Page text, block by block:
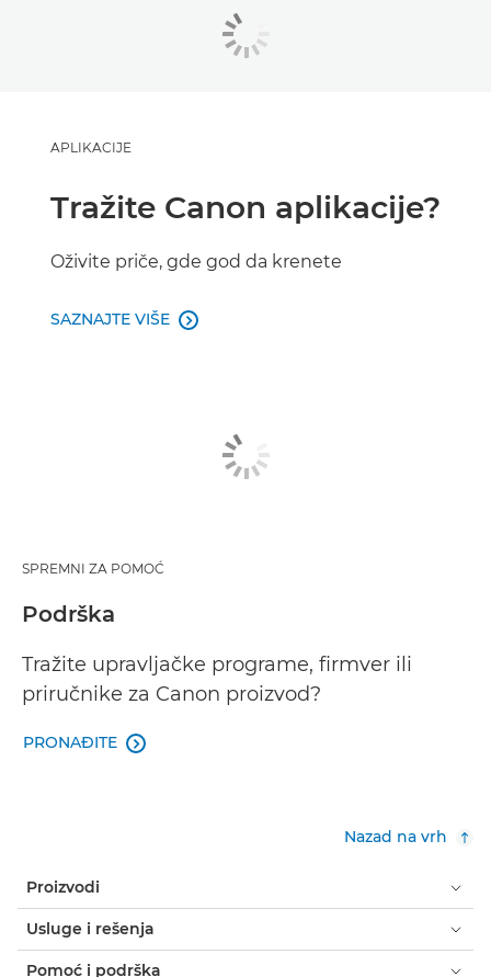
APLIKACIJE
Tražite Canon aplikacije?
Oživite priče, gde god da krenete
SAZNAJTE VIŠE 
SPREMNI ZA POMOĆ
Podrška
Tražite upravljačke programe, firmver ili
priručnike za Canon proizvod?
PRONAĐITE 
Nazad na vrh
Proizvodi
Usluge i rešenja
Pomoć i podrška